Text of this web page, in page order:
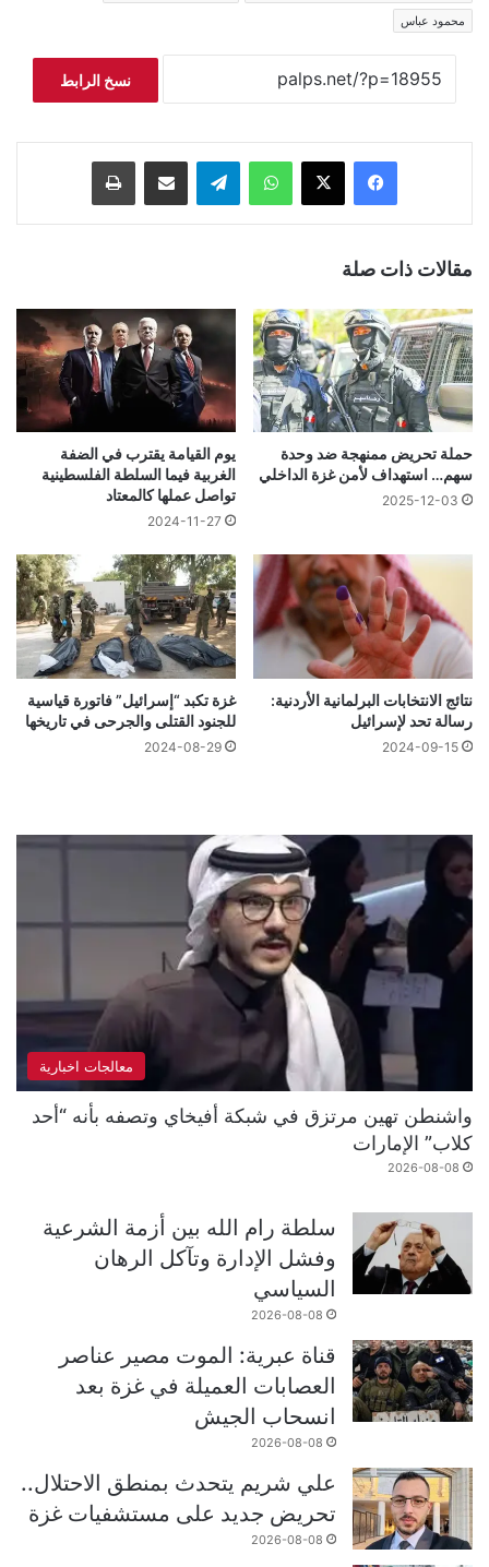
محمود عباس
نسخ الرابط
فيسبوك ‫X واتساب تيلقرام مشاركة عبر البريد طباعة
مقالات ذات صلة
حملة تحريض ممنهجة ضد وحدة
سهم… استهداف لأمن غزة الداخلي
2025-12-03
يوم القيامة يقترب في الضفة
الغربية فيما السلطة الفلسطينية
تواصل عملها كالمعتاد
2024-11-27
نتائج الانتخابات البرلمانية الأردنية:
رسالة تحد لإسرائيل
2024-09-15
غزة تكبد “إسرائيل” فاتورة قياسية
للجنود القتلى والجرحى في تاريخها
2024-08-29
معالجات اخبارية
واشنطن تهين مرتزق في شبكة أفيخاي وتصفه بأنه “أحد
كلاب” الإمارات
2026-08-08
سلطة رام الله بين أزمة الشرعية
وفشل الإدارة وتآكل الرهان
السياسي
2026-08-08
قناة عبرية: الموت مصير عناصر
العصابات العميلة في غزة بعد
انسحاب الجيش
2026-08-08
علي شريم يتحدث بمنطق الاحتلال..
تحريض جديد على مستشفيات غزة
2026-08-08